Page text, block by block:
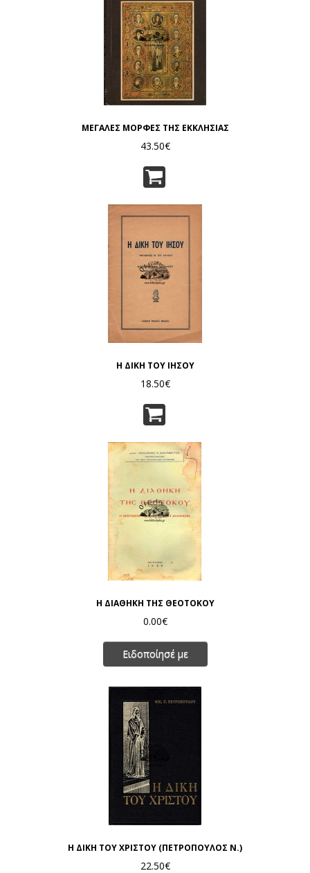
ΜΕΓΑΛΕΣ ΜΟΡΦΕΣ ΤΗΣ ΕΚΚΛΗΣΙΑΣ
43.50€
Η ΔΙΚΗ ΤΟΥ ΙΗΣΟΥ
18.50€
Η ΔΙΑΘΗΚΗ ΤΗΣ ΘΕΟΤΟΚΟΥ
0.00€
Ειδοποίησέ με
Η ΔΙΚΗ ΤΟΥ ΧΡΙΣΤΟΥ (ΠΕΤΡΟΠΟΥΛΟΣ Ν.)
22.50€